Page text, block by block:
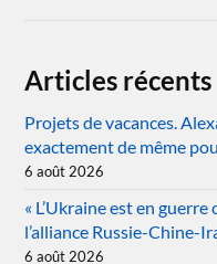
Articles récents
Projets de vacances.
exactement de même
6 août 2026
« L’Ukraine est en
l’alliance Russie-Chine-
6 août 2026